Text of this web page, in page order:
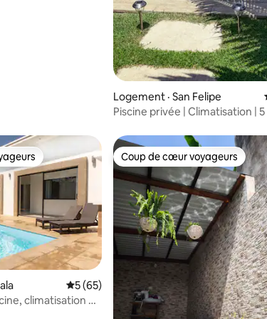
Logement · San Felipe
Piscine privée | Climatisation |
parmi les plus aimés
Note moyenne de 5 sur 5, 65
5 (65)
climatisation et
Coup de cœur voyageurs
Coup de cœur voyageurs